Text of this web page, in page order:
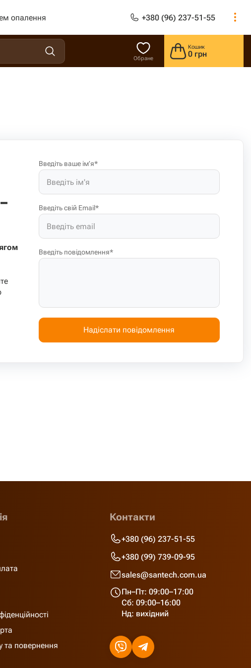
опалення +380 (96) 237-51-55
Обране
Кошик
0 грн
Введіть ваше ім’я*
Введіть свій Email*
Введіть повідомлення*
Надіслати повідомлення
та повернення
Контакти
+380 (96) 237-51-55
+380 (99) 739-09-95
sales@santech.com.ua
Пн–Пт: 09:00–17:00
Сб: 09:00–16:00
Нд: вихідний